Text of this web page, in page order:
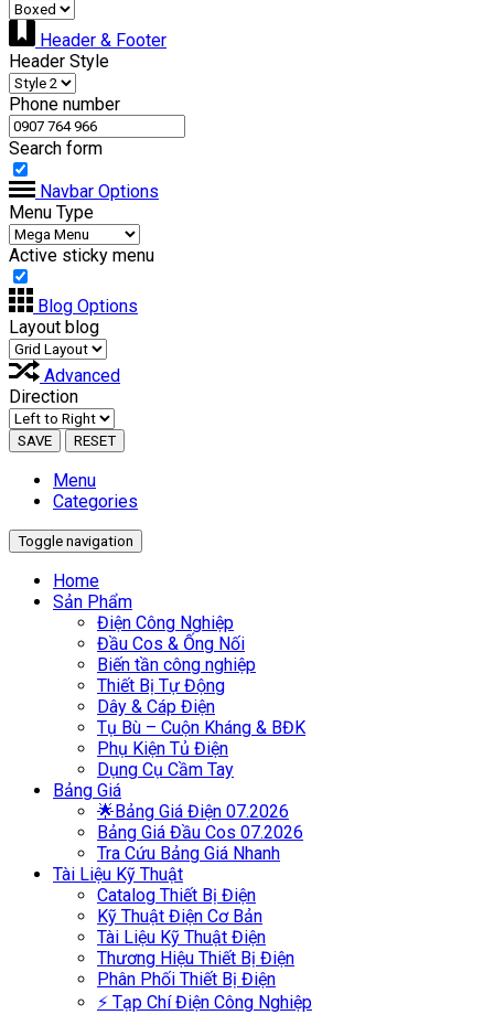
Header & Footer
Header Style
Phone number
Search form
Navbar Options
Menu Type
Active sticky menu
Blog Options
Layout blog
Advanced
Direction
SAVE RESET
Menu
Categories
Toggle navigation
Home
Sản Phẩm
Điện Công Nghiệp
Đầu Cos & Ống Nối
Biến tần công nghiệp
Thiết Bị Tự Động
Dây & Cáp Điện
Tụ Bù – Cuộn Kháng & BĐK
Phụ Kiện Tủ Điện
Dụng Cụ Cầm Tay
Bảng Giá
🌟Bảng Giá Điện 07.2026
Bảng Giá Đầu Cos 07.2026
Tra Cứu Bảng Giá Nhanh
Tài Liệu Kỹ Thuật
Catalog Thiết Bị Điện
Kỹ Thuật Điện Cơ Bản
Tài Liệu Kỹ Thuật Điện
Thương Hiệu Thiết Bị Điện
Phân Phối Thiết Bị Điện
⚡ Tạp Chí Điện Công Nghiệp